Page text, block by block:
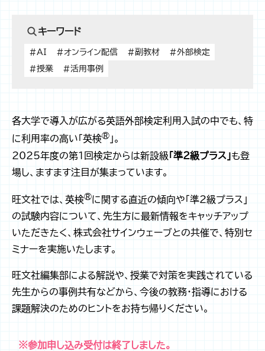
キーワード
#AI #オンライン配信 #副教材
#外部検定
#授業
#活用事例
各大学で導入が広がる英語外部検定利用入試の中でも、特
に利用率の高い「英検® 」。
2025年度の第1回検定からは新設級 「準2級プラス」も登
場し、ますます注目が集まっています。
旺文社では、英検®に関する直近の傾向や「準2級プラス」
の試験内容について、先生方に最新情報をキャッチアップ
いただきたく、株式会社サインウェーブとの共催で、特別セ
ミナーを実施いたします。
旺文社編集部による解説や、授業で対策を実践されている
先生からの事例共有などから、今後の教務・指導における
課題解決のためのヒントをお持ち帰りください。
※参加申し込み受付は終了しました。